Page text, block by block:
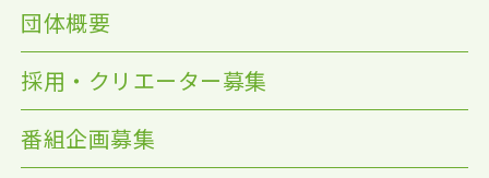
団体概要
採用・クリエーター募集
番組企画募集